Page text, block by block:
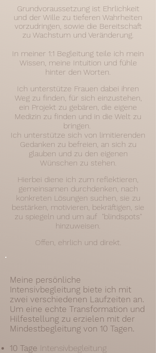
Grundvoraussetzung ist Ehrlichkeit
und der Wille zu tieferen Wahrheiten
vorzudringen, sowie die Bereitschaft
zu Wachstum und Veränderung.
In meiner 1:1 Begleitung teile ich mein
Wissen, meine Intuition und fühle
hinter den Worten.
Ich unterstütze Frauen dabei ihren
Weg zu finden, für sich einzustehen,
ein Projekt zu gebären, die eigene
Medizin zu finden und in die Welt zu
bringen.
Ich unterstütze sich von limitierenden
Gedanken zu befreien, an sich zu
glauben und zu den eigenen
Wünschen zu stehen.
Hierbei diene ich zum reflektieren,
gemeinsamen durchdenken, nach
konkreten Lösungen suchen, sie zu
bestärken, motivieren, bekräftigen, sie
zu spiegeln und um auf "blindspots"
hinzuweisen.
Offen, ehrlich und direkt.
Meine persönliche
Intensivbegleitung biete ich mit
zwei verschiedenen Laufzeiten an.
Um eine echte Transformation und
Hilfestellung zu erzielen mit der
Mindestbegleitung von 10 Tagen.
10 Tage Intensivbegleitung